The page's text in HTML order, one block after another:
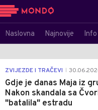
Naslovna Najnovije Info
ZVIJEZDE I TRAČEVI
Gdje je danas Maja iz
Nakon skandala sa
"batalila" estradu